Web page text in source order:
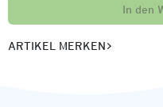
In den
ARTIKEL MERKEN